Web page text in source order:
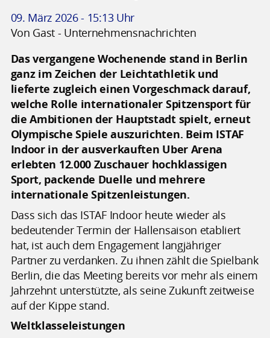
09. März 2026 - 15:13 Uhr
Von Gast - Unternehmensnachrichten
Das vergangene Wochenende stand in Berlin
ganz im Zeichen der Leichtathletik und
lieferte zugleich einen Vorgeschmack darauf,
welche Rolle internationaler Spitzensport für
die Ambitionen der Hauptstadt spielt, erneut
Olympische Spiele auszurichten. Beim ISTAF
Indoor in der ausverkauften Uber Arena
erlebten 12.000 Zuschauer hochklassigen
Sport, packende Duelle und mehrere
internationale Spitzenleistungen.
Dass sich das ISTAF Indoor heute wieder als
bedeutender Termin der Hallensaison etabliert
hat, ist auch dem Engagement langjähriger
Partner zu verdanken. Zu ihnen zählt die Spielbank
Berlin, die das Meeting bereits vor mehr als einem
Jahrzehnt unterstützte, als seine Zukunft zeitweise
auf der Kippe stand.
Weltklasseleistungen